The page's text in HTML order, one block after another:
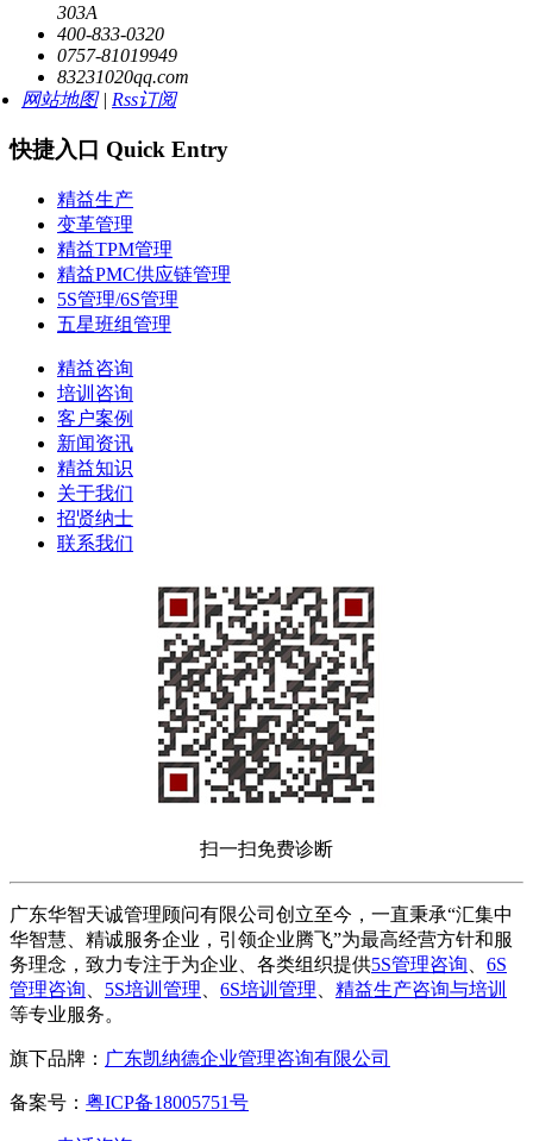
303A
400-833-0320
0757-81019949
83231020qq.com
网站地图| Rss订阅
快捷入口 Quick Entry
精益生产
变革管理
精益TPM管理
精益PMC供应链管理
5S管理/6S管理
五星班组管理
精益咨询
培训咨询
客户案例
新闻资讯
精益知识
关于我们
招贤纳士
联系我们
扫一扫免费诊断
广东华智天诚管理顾问有限公司创立至今，一直秉承“汇集中
华智慧、精诚服务企业，引领企业腾飞”为最高经营方针和服
务理念，致力专注于为企业、各类组织提供5S管理咨询
6S
管理咨询
5S培训管理 6S培训管理
精益生产咨询与培训
等专业服务。
旗下品牌： 广东凯纳德企业管理咨询有限公司
备案号： 粤ICP备18005751号